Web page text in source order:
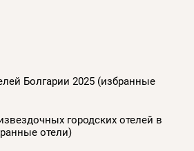
Болгарии 2025 (избранные
городских отелей в
отели)